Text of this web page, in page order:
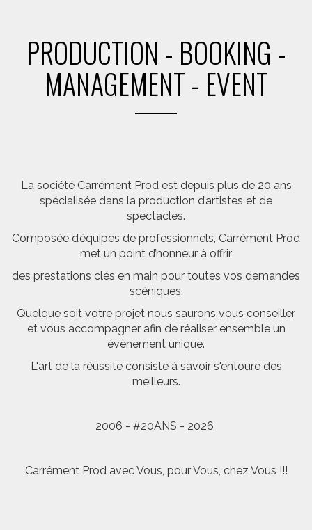
PRODUCTION - BOOKING -
MANAGEMENT - EVENT
La société Carrément Prod est depuis plus de 20 ans
spécialisée dans la production d’artistes et de
spectacles.
Composée d’équipes de professionnels, Carrément Prod
met un point d’honneur à offrir
des prestations clés en main pour toutes vos demandes
scéniques.
Quelque soit votre projet nous saurons vous conseiller
et vous accompagner afin de réaliser ensemble un
évènement unique.
L'art de la réussite consiste à savoir s'entoure des
meilleurs.
2006 - #20ANS - 2026
Carrément Prod avec Vous, pour Vous, chez Vous !!!